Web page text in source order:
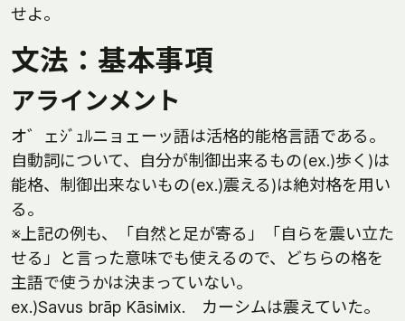
せよ。
文法：基本事項
アラインメント
オ゛ェｼﾞｭﾙニョェーッ語は活格的能格言語である。
自動詞について、自分が制御出来るもの(ex.)歩く)は
能格、制御出来ないもの(ex.)震える)は絶対格を用い
る。
※上記の例も、「自然と足が寄る」「自らを震い立た
せる」と言った意味でも使えるので、どちらの格を
主語で使うかは決まっていない。
ex.)Savus brāp Kāsiмix. カーシムは震えていた。